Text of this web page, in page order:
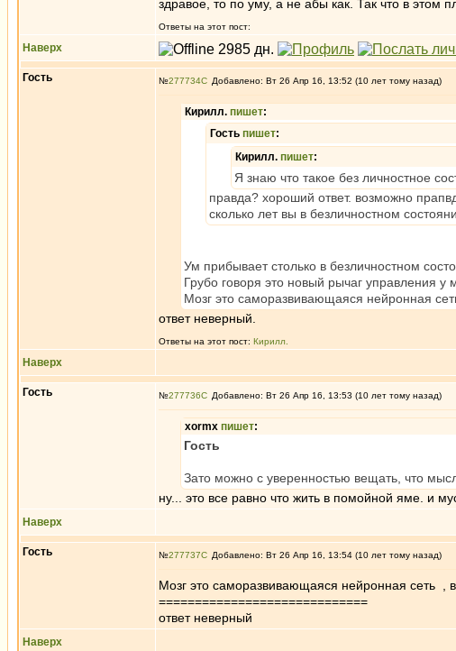
здравое, то по уму, а не абы как. Так что в этом
Ответы на этот пост:
Наверх
Гость №277734 Добавлено: Вт 26 Апр 16, 13:52 (10 лет тому назад)
Кирилл. пишет:
Гость пишет:
Кирилл. пишет:
Я знаю что такое без личностное
правда? хороший ответ. возможно
сколько лет вы в безличностном
Ум прибывает столько в безличностном
Грубо говоря это новый рычаг управления у
Мозг это саморазвивающаяся нейронная
ответ неверный.
Ответы на этот пост: Кирилл.
Наверх
Гость №277736 Добавлено: Вт 26 Апр 16, 13:53 (10 лет тому назад)
xormx пишет:
Гость
Зато можно с уверенностью вещать, что
ну... это все равно что жить в помойной яме. и
Наверх
Гость №277737 Добавлено: Вт 26 Апр 16, 13:54 (10 лет тому назад)
Мозг это саморазвивающаяся нейронная сеть ,
=============================
ответ неверный
Наверх